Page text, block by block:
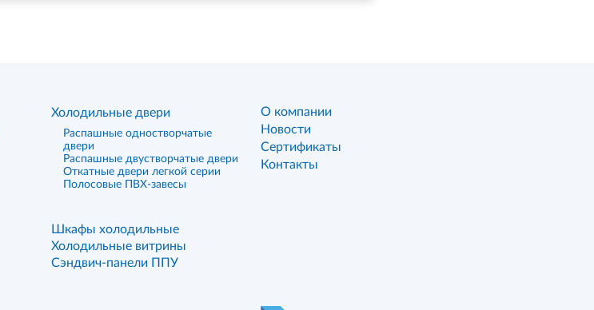
Холодильные двери
Распашные одностворчатые
двери
Распашные двустворчатые двери
Откатные двери легкой серии
Полосовые ПВХ-завесы
Шкафы холодильные
Холодильные витрины
Сэндвич-панели ППУ
О компании
Новости
Сертификаты
Контакты